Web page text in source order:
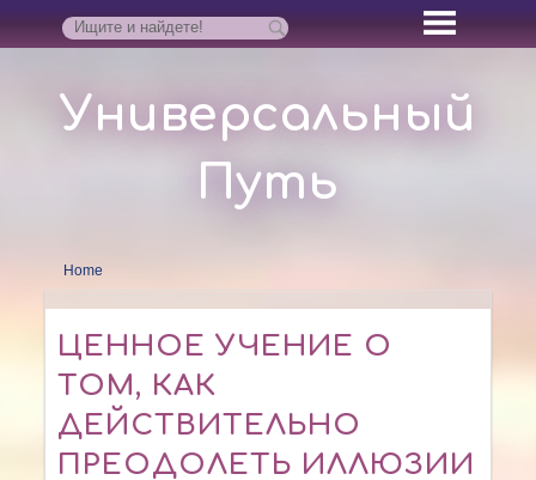
Универсальный
Путь
Home
ЦЕННОЕ УЧЕНИЕ О
ТОМ, КАК
ДЕЙСТВИТЕЛЬНО
ПРЕОДОЛЕТЬ ИЛЛЮЗИИ